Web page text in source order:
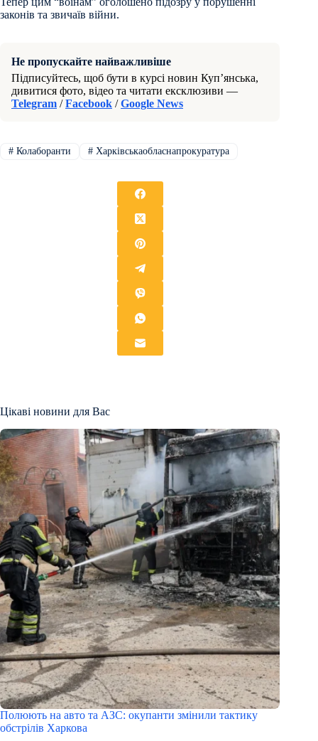
законів та звичаїв війни.
Не пропускайте найважливіше
Підписуйтесь, щоб бути в курсі новин Куп’янська,
дивитися фото, відео та читати ексклюзиви —
Telegram /Facebook /Google News
#Колаборанти #Харківськаобласнапрокуратура
Цікаві новини для Вас
Полюють на авто та АЗС: окупанти змінили тактику
обстрілів Харкова